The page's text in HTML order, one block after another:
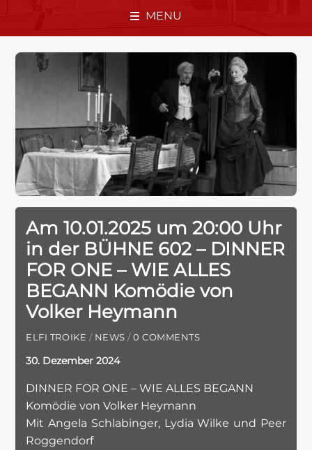
MENU
Am 10.01.2025 um 20:00 Uhr
in der BÜHNE 602 – DINNER
FOR ONE – WIE ALLES
BEGANN Komödie von
Volker Heymann
ELFI TROIKE / NEWS / 0 COMMENTS
30. Dezember 2024
DINNER FOR ONE – WIE ALLES BEGANN
Komödie von Volker Heymann
Mit Angela Schlabinger, Lydia Wilke und Peer
Roggendorf